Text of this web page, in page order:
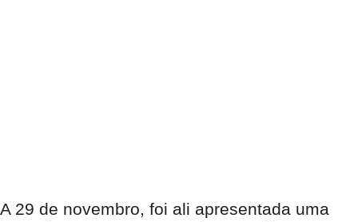
A 29 de novembro, foi ali apresentada uma